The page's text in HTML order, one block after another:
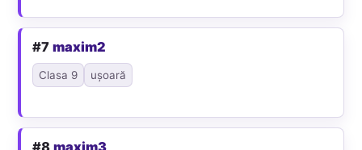
#7maxim2
Clasa 9 ușoară